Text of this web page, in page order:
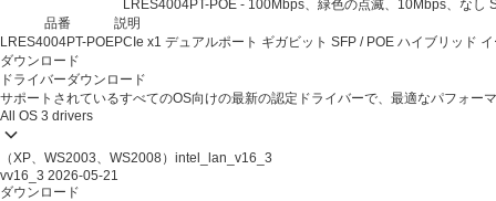
LRES4004PT-POE - 100Mbps、緑色の点滅、10Mbps、なし
品番
説明
LRES4004PT-POEPCIe x1 デュアルポート ギガビット SFP / POE ハイブリッド
ダウンロード
ドライバーダウンロード
サポートされているすべてのOS向けの最新の認定ドライバーで、最適なパフォー
All OS 3 drivers
（XP、WS2003、WS2008）intel_lan_v16_3
vv16_3 2026-05-21
ダウンロード